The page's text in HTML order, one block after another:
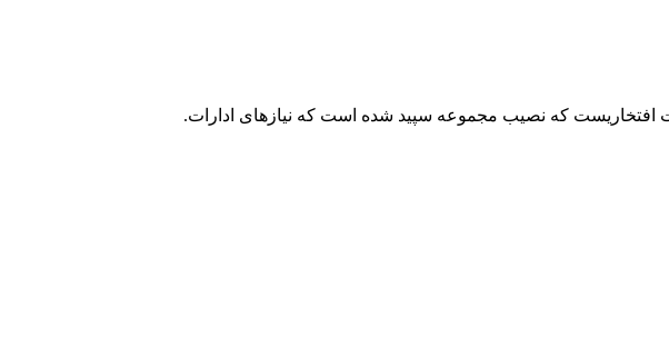
و باکیفیت افتخاریست که نصیب مجموعه سپید شده است که نیازهای ادارات.